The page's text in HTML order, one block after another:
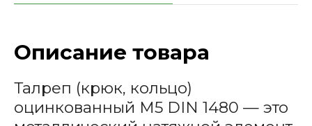
Описание товара
Талреп (крюк, кольцо)
оцинкованный М5 DIN 1480 — это